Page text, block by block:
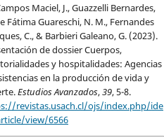
Maciel, J., Guazzelli Bernardes,
Fátima Guareschi, N. M., Fernandes
C., & Barbieri Galeano, G. (2023).
de dossier Cuerpos,
y hospitalidades: Agencias
en la producción de vida y
Estudios Avanzados,39, 5-8.
revistas.usach.cl/ojs/index.php/ide
view/6566